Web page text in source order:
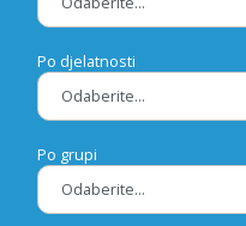
Po djelatnosti
Po grupi